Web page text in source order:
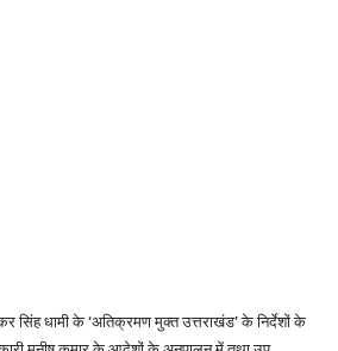
सिंह धामी के ‘अतिक्रमण मुक्त उत्तराखंड’ के निर्देशों के